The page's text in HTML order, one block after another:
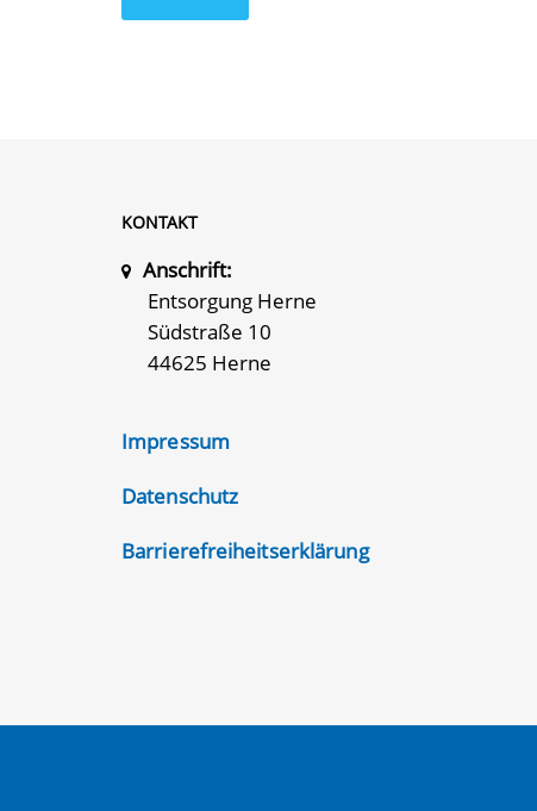
KONTAKT
Anschrift:
Entsorgung Herne
Südstraße 10
44625 Herne
Impressum
Datenschutz
Barrierefreiheitserklärung